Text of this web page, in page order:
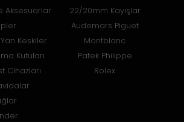
Aksesuarlar
Keskiler
Kutuları
Cihazları
22/20mm Kayışlar
Audemars Piguet
Montblanc
Patek Philippe
Rolex